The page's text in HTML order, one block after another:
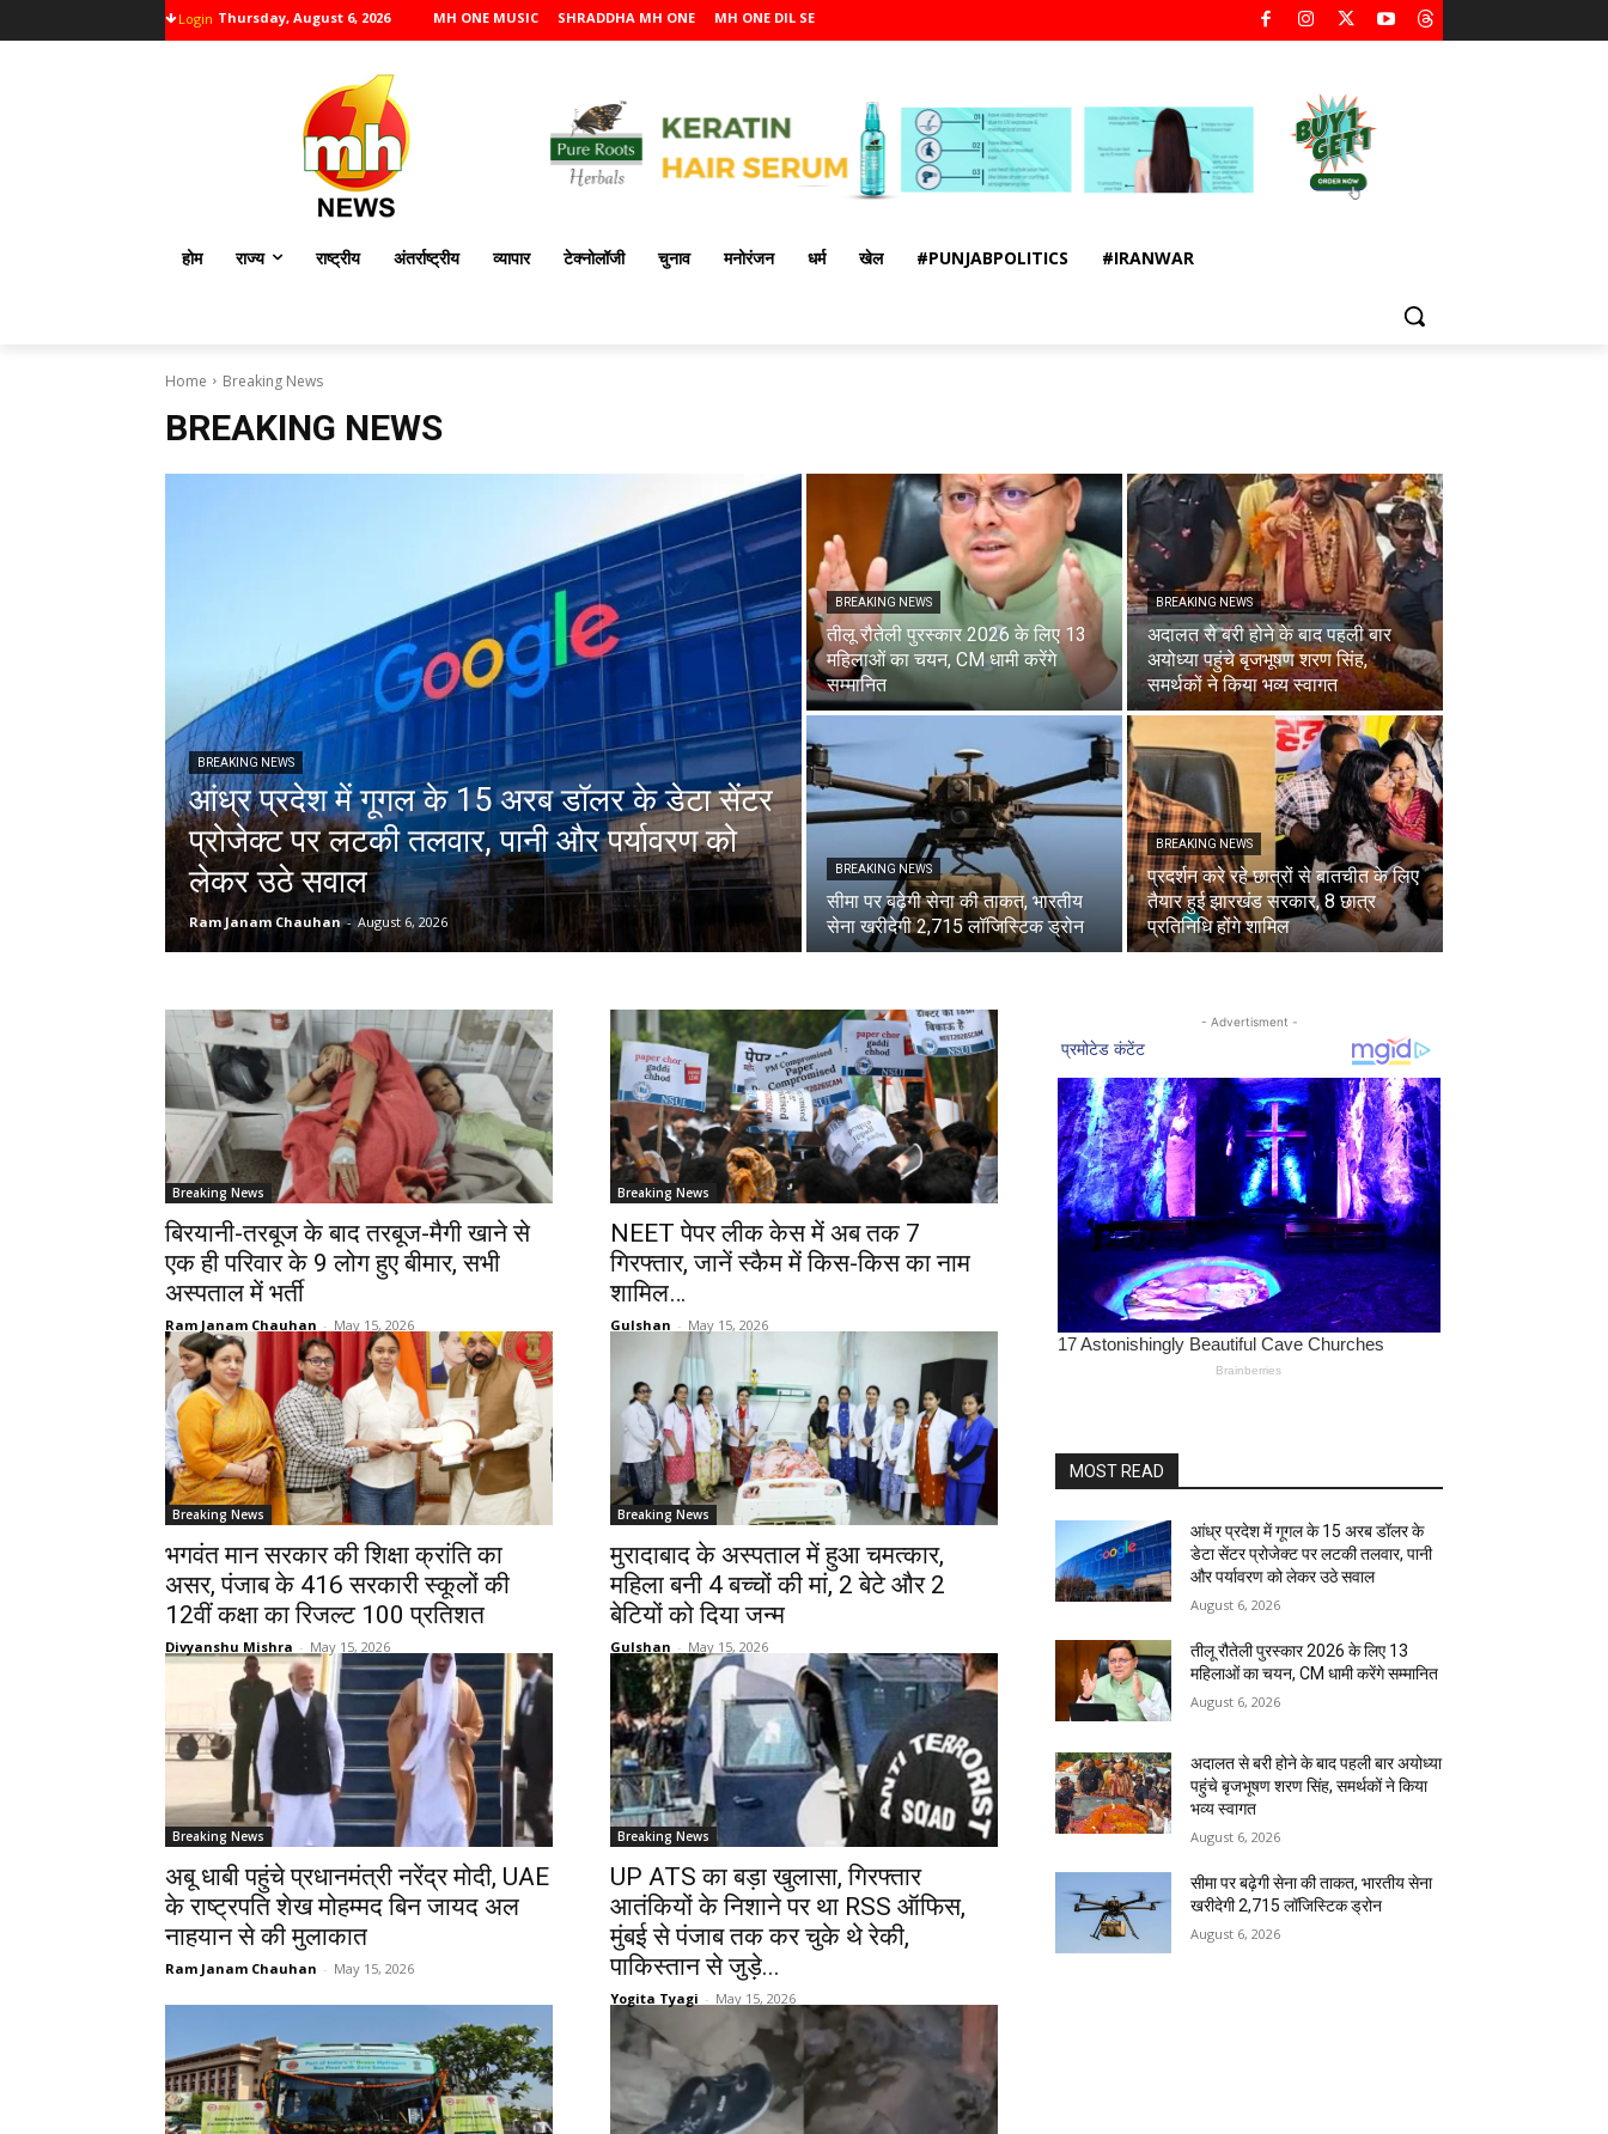
Login Thursday, August 6, 2026 MH ONE MUSIC SHRADDHA MH ONE MH ONE DIL SE
होम राज्य राष्ट्रीय अंतर्राष्ट्रीय व्यापार टेक्नोलॉजी चुनाव मनोरंजन धर्म खेल #PUNJABPOLITICS #IRANWAR
Home Breaking News
BREAKING NEWS
BREAKING NEWS
आंध्र प्रदेश में गूगल के 15 अरब डॉलर के डेटा सेंटर
प्रोजेक्ट पर लटकी तलवार, पानी और पर्यावरण को
लेकर उठे सवाल
Ram Janam Chauhan - August 6, 2026
BREAKING NEWS
तीलू रौतेली पुरस्कार 2026 के लिए 13
महिलाओं का चयन, CM धामी करेंगे
सम्मानित
BREAKING NEWS
अदालत से बरी होने के बाद पहली बार
अयोध्या पहुंचे बृजभूषण शरण सिंह,
समर्थकों ने किया भव्य स्वागत
BREAKING NEWS
सीमा पर बढ़ेगी सेना की ताकत, भारतीय
सेना खरीदेगी 2,715 लॉजिस्टिक ड्रोन
BREAKING NEWS
प्रदर्शन करे रहे छात्रों से बातचीत के लिए
तैयार हुई झारखंड सरकार, 8 छात्र
प्रतिनिधि होंगे शामिल
Breaking News
बिरयानी-तरबूज के बाद तरबूज-मैगी खाने से
एक ही परिवार के 9 लोग हुए बीमार, सभी
अस्पताल में भर्ती
Ram Janam Chauhan - May 15, 2026
Breaking News
NEET पेपर लीक केस में अब तक 7
गिरफ्तार, जानें स्कैम में किस-किस का नाम
शामिल…
Gulshan - May 15, 2026
Breaking News
भगवंत मान सरकार की शिक्षा क्रांति का
असर, पंजाब के 416 सरकारी स्कूलों की
12वीं कक्षा का रिजल्ट 100 प्रतिशत
Divyanshu Mishra - May 15, 2026
Breaking News
मुरादाबाद के अस्पताल में हुआ चमत्कार,
महिला बनी 4 बच्चों की मां, 2 बेटे और 2
बेटियों को दिया जन्म
Gulshan - May 15, 2026
Breaking News
अबू धाबी पहुंचे प्रधानमंत्री नरेंद्र मोदी, UAE
के राष्ट्रपति शेख मोहम्मद बिन जायद अल
नाहयान से की मुलाकात
Ram Janam Chauhan - May 15, 2026
Breaking News
UP ATS का बड़ा खुलासा, गिरफ्तार
आतंकियों के निशाने पर था RSS ऑफिस,
मुंबई से पंजाब तक कर चुके थे रेकी,
पाकिस्तान से जुड़े...
Yogita Tyagi - May 15, 2026
- Advertisment -
MOST READ
आंध्र प्रदेश में गूगल के 15 अरब डॉलर के
डेटा सेंटर प्रोजेक्ट पर लटकी तलवार, पानी
और पर्यावरण को लेकर उठे सवाल
August 6, 2026
तीलू रौतेली पुरस्कार 2026 के लिए 13
महिलाओं का चयन, CM धामी करेंगे सम्मानित
August 6, 2026
अदालत से बरी होने के बाद पहली बार अयोध्या
पहुंचे बृजभूषण शरण सिंह, समर्थकों ने किया
भव्य स्वागत
August 6, 2026
सीमा पर बढ़ेगी सेना की ताकत, भारतीय सेना
खरीदेगी 2,715 लॉजिस्टिक ड्रोन
August 6, 2026